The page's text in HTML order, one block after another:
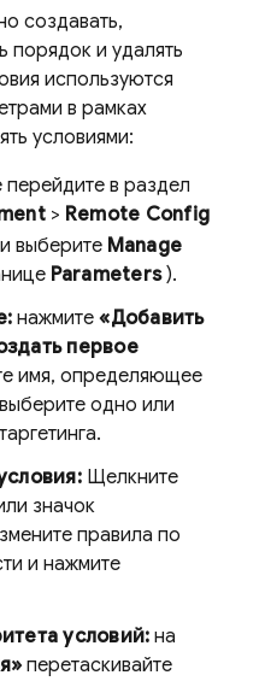
создавать,
порядок и удалять
используются
в рамках
условиями:
перейдите в раздел
> Remote Config
выберите Manage
Parameters).
нажмите«Добавить
первое
имя, определяющее
одно или
Щелкните
значок
правила по
и нажмите
условий: на
перетаскивайте